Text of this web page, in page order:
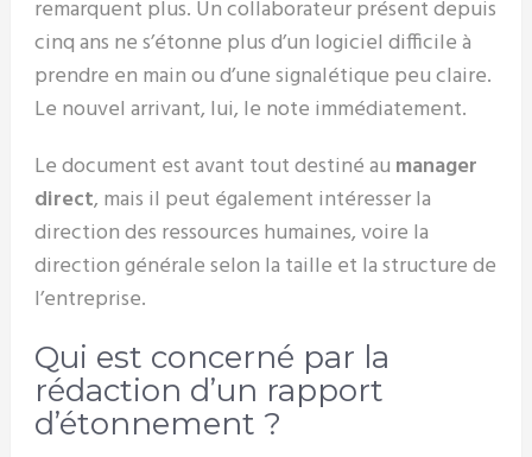
remarquent plus. Un collaborateur présent depuis
cinq ans ne s’étonne plus d’un logiciel difficile à
prendre en main ou d’une signalétique peu claire.
Le nouvel arrivant, lui, le note immédiatement.
Le document est avant tout destiné au manager
direct, mais il peut également intéresser la
direction des ressources humaines, voire la
direction générale selon la taille et la structure de
l’entreprise.
Qui est concerné par la
rédaction d’un rapport
d’étonnement ?